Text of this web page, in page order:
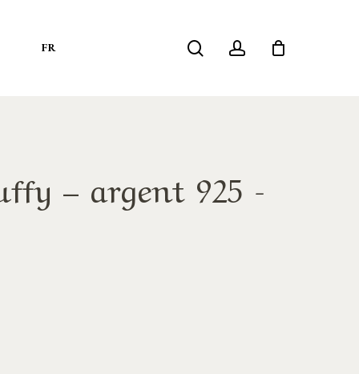
FR searchaccount
– argent 925 -